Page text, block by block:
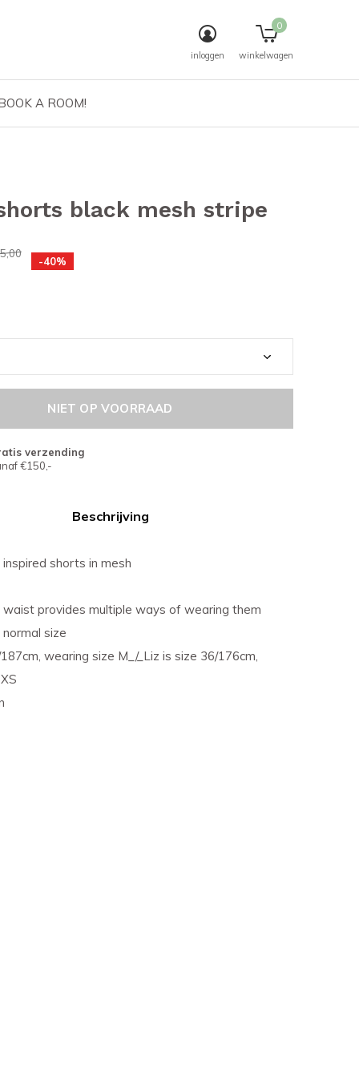
A ROOM!
inloggen winkelwagen
0
black mesh stripe
-40%
NIET OP VOORRAAD
verzending
€150,-
Beschrijving
shorts in mesh
provides multiple ways of wearing them
size
wearing size M_/_Liz is size 36/176cm,